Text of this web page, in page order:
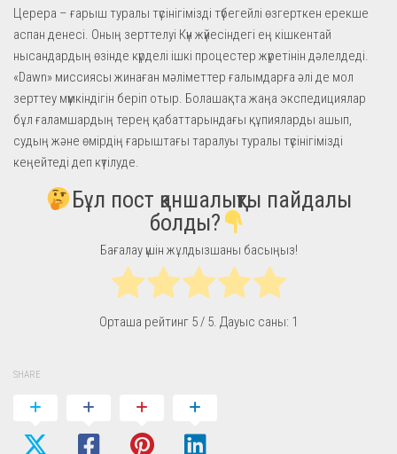
Церера – ғарыш туралы түсінігімізді түбегейлі өзгерткен ерекше
аспан денесі. Оның зерттелуі Күн жүйесіндегі ең кішкентай
нысандардың өзінде күрделі ішкі процестер жүретінін дәлелдеді.
«Dawn» миссиясы жинаған мәліметтер ғалымдарға әлі де мол
зерттеу мүмкіндігін беріп отыр. Болашақта жаңа экспедициялар
бұл ғаламшардың терең қабаттарындағы құпияларды ашып,
судың және өмірдің ғарыштағы таралуы туралы түсінігімізді
кеңейтеді деп күтілуде.
Бұл пост қаншалықты пайдалы
болды?
Бағалау үшін жұлдызшаны басыңыз!
Орташа рейтинг 5/ 5. Дауыс саны: 1
SHARE